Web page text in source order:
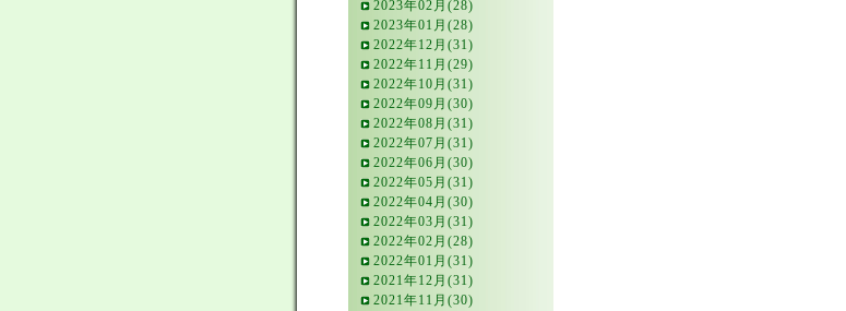
2023年02月(28)
2023年01月(28)
2022年12月(31)
2022年11月(29)
2022年10月(31)
2022年09月(30)
2022年08月(31)
2022年07月(31)
2022年06月(30)
2022年05月(31)
2022年04月(30)
2022年03月(31)
2022年02月(28)
2022年01月(31)
2021年12月(31)
2021年11月(30)